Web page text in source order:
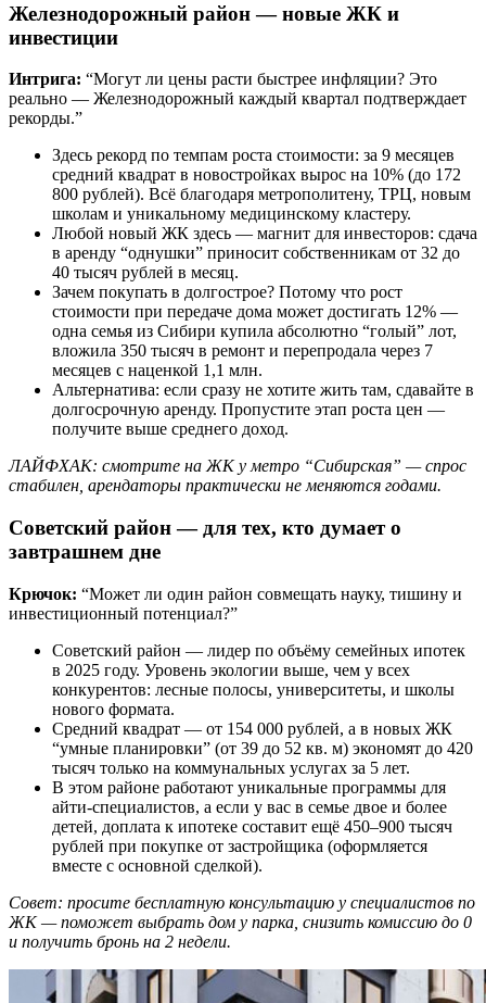
Железнодорожный район — новые ЖК и
инвестиции
Интрига: “Могут ли цены расти быстрее инфляции? Это
реально — Железнодорожный каждый квартал подтверждает
рекорды.”
Здесь рекорд по темпам роста стоимости: за 9 месяцев
средний квадрат в новостройках вырос на 10% (до 172
800 рублей). Всё благодаря метрополитену, ТРЦ, новым
школам и уникальному медицинскому кластеру.
Любой новый ЖК здесь — магнит для инвесторов: сдача
в аренду “однушки” приносит собственникам от 32 до
40 тысяч рублей в месяц.
Зачем покупать в долгострое? Потому что рост
стоимости при передаче дома может достигать 12% —
одна семья из Сибири купила абсолютно “голый” лот,
вложила 350 тысяч в ремонт и перепродала через 7
месяцев с наценкой 1,1 млн.
Альтернатива: если сразу не хотите жить там, сдавайте в
долгосрочную аренду. Пропустите этап роста цен —
получите выше среднего доход.
ЛАЙФХАК: смотрите на ЖК у метро “Сибирская” — спрос
стабилен, арендаторы практически не меняются годами.
Советский район — для тех, кто думает о
завтрашнем дне
Крючок: “Может ли один район совмещать науку, тишину и
инвестиционный потенциал?”
Советский район — лидер по объёму семейных ипотек
в 2025 году. Уровень экологии выше, чем у всех
конкурентов: лесные полосы, университеты, и школы
нового формата.
Средний квадрат — от 154 000 рублей, а в новых ЖК
“умные планировки” (от 39 до 52 кв. м) экономят до 420
тысяч только на коммунальных услугах за 5 лет.
В этом районе работают уникальные программы для
айти-специалистов, а если у вас в семье двое и более
детей, доплата к ипотеке составит ещё 450–900 тысяч
рублей при покупке от застройщика (оформляется
вместе с основной сделкой).
Совет: просите бесплатную консультацию у специалистов по
ЖК — поможет выбрать дом у парка, снизить комиссию до 0
и получить бронь на 2 недели.